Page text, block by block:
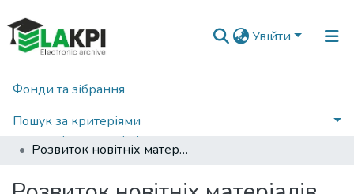
Увійти
Фонди та зібрання
Пошук за критеріями
Статистика
Головна
Розвиток новітніх матеріалів на основі графену у сучасній електрохімії